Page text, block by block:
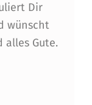
Dir
wünscht
Gute.